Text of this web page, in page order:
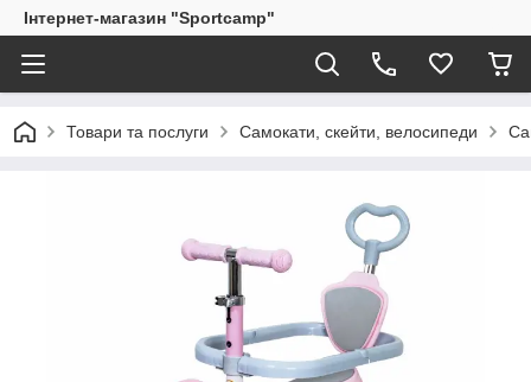
Інтернет-магазин "Sportcamp"
Товари та послуги Самокати, скейти, велосипеди